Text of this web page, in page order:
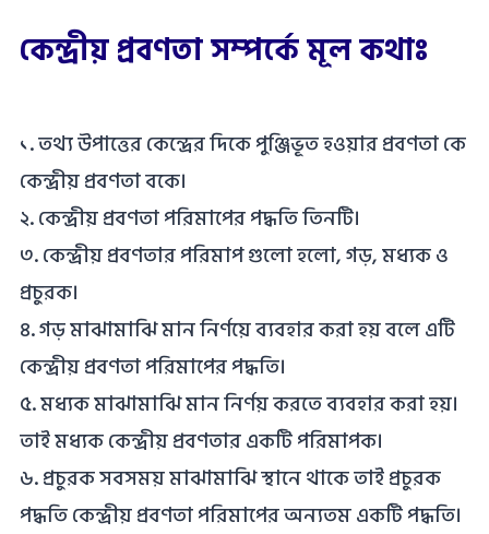
কেন্দ্রীয় প্রবণতা সম্পর্কে মূল কথাঃ
১. তথ্য উপাত্তের কেন্দ্রের দিকে পুঞ্জিভূত হওয়ার প্রবণতা কে
কেন্দ্রীয় প্রবণতা বকে।
২. কেন্দ্রীয় প্রবণতা পরিমাপের পদ্ধতি তিনটি।
৩. কেন্দ্রীয় প্রবণতার পরিমাপ গুলো হলো, গড়, মধ্যক ও
প্রচুরক।
৪. গড় মাঝামাঝি মান নির্ণয়ে ব্যবহার করা হয় বলে এটি
কেন্দ্রীয় প্রবণতা পরিমাপের পদ্ধতি।
৫. মধ্যক মাঝামাঝি মান নির্ণয় করতে ব্যবহার করা হয়।
তাই মধ্যক কেন্দ্রীয় প্রবণতার একটি পরিমাপক।
৬. প্রচুরক সবসময় মাঝামাঝি স্থানে থাকে তাই প্রচুরক
পদ্ধতি কেন্দ্রীয় প্রবণতা পরিমাপের অন্যতম একটি পদ্ধতি।